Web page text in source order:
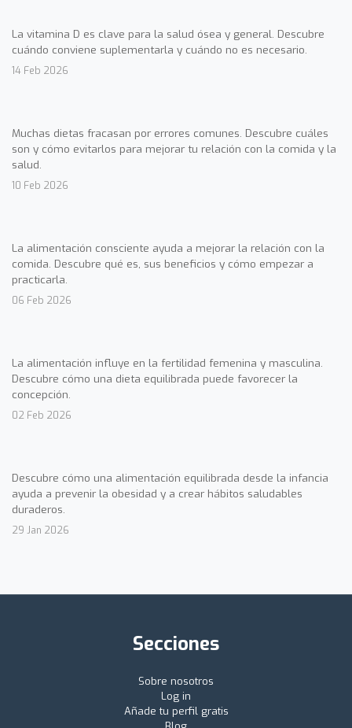
La vitamina D es clave para la salud ósea y general. Descubre
cuándo conviene suplementarla y cuándo no es necesario.
14 Feb 2026
Muchas dietas fracasan por errores comunes. Descubre cuáles
son y cómo evitarlos para mejorar tu relación con la comida y la
salud.
10 Feb 2026
La alimentación consciente ayuda a mejorar la relación con la
comida. Descubre qué es, sus beneficios y cómo empezar a
practicarla.
06 Feb 2026
La alimentación influye en la fertilidad femenina y masculina.
Descubre cómo una dieta equilibrada puede favorecer la
concepción.
02 Feb 2026
Descubre cómo una alimentación equilibrada desde la infancia
ayuda a prevenir la obesidad y a crear hábitos saludables
duraderos.
29 Jan 2026
Secciones
Sobre nosotros
Log in
Añade tu perfil gratis